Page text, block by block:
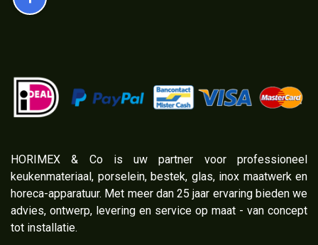
​HORIMEX & Co is uw partner voor professioneel
keukenmateriaal, porselein, bestek, glas, inox maatwerk en
horeca-apparatuur. Met meer dan 25 jaar ervaring bieden we
advies, ontwerp, levering en service op maat - van concept
tot installatie.